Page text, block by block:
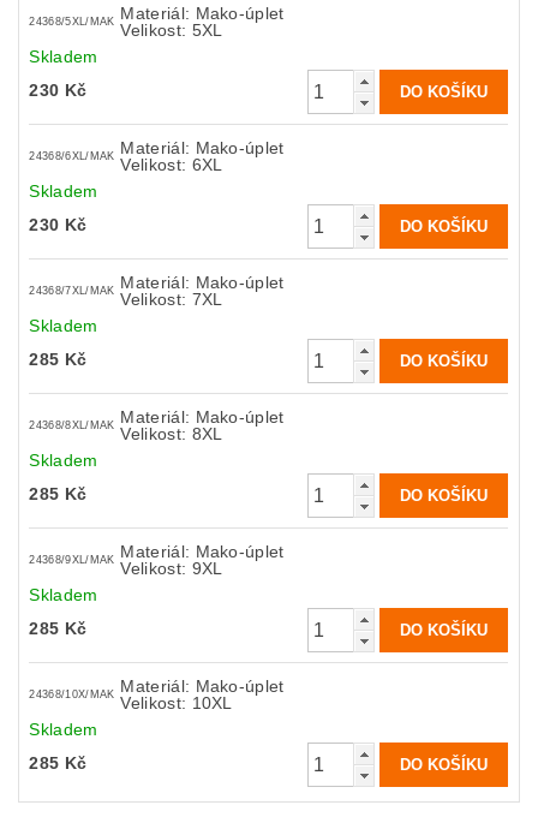
24368/5XL/MAK Materiál: Mako-úplet
Velikost: 5XL
Skladem
230 Kč
24368/6XL/MAK Materiál: Mako-úplet
Velikost: 6XL
Skladem
230 Kč
24368/7XL/MAK Materiál: Mako-úplet
Velikost: 7XL
Skladem
285 Kč
24368/8XL/MAK Materiál: Mako-úplet
Velikost: 8XL
Skladem
285 Kč
24368/9XL/MAK Materiál: Mako-úplet
Velikost: 9XL
Skladem
285 Kč
24368/10X/MAK Materiál: Mako-úplet
Velikost: 10XL
Skladem
285 Kč